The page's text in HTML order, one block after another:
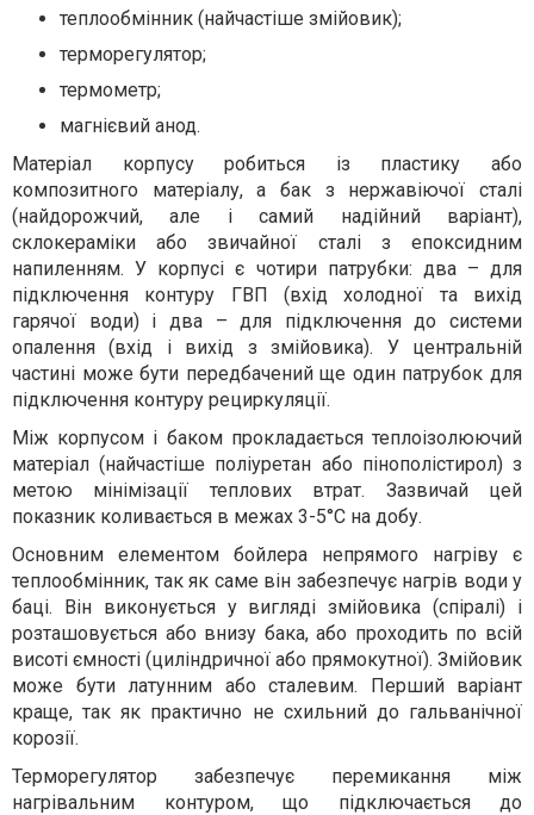
теплообмінник (найчастіше змійовик);
терморегулятор;
термометр;
магнієвий анод.
Матеріал корпусу робиться із пластику або
композитного матеріалу, а бак з нержавіючої сталі
(найдорожчий, але і самий надійний варіант),
склокераміки або звичайної сталі з епоксидним
напиленням. У корпусі є чотири патрубки: два – для
підключення контуру ГВП (вхід холодної та вихід
гарячої води) і два – для підключення до системи
опалення (вхід і вихід з змійовика). У центральній
частині може бути передбачений ще один патрубок для
підключення контуру рециркуляції.
Між корпусом і баком прокладається теплоізолюючий
матеріал (найчастіше поліуретан або пінополістирол) з
метою мінімізації теплових втрат. Зазвичай цей
показник коливається в межах 3-5°C на добу.
Основним елементом бойлера непрямого нагріву є
теплообмінник, так як саме він забезпечує нагрів води у
баці. Він виконується у вигляді змійовика (спіралі) і
розташовується або внизу бака, або проходить по всій
висоті ємності (циліндричної або прямокутної). Змійовик
може бути латунним або сталевим. Перший варіант
краще, так як практично не схильний до гальванічної
корозії.
Терморегулятор забезпечує перемикання між
нагрівальним контуром, що підключається до